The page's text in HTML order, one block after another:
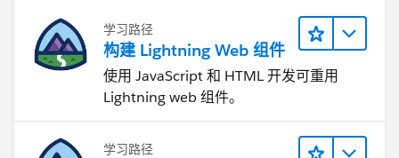
学习路径
构建 Lightning Web 组件
使用 JavaScript 和 HTML 开发可重用
Lightning web 组件。
学习路径